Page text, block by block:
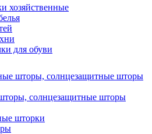
хозяйственные
для обуви
шторы, солнцезащитные шторы
солнцезащитные шторы
шторки